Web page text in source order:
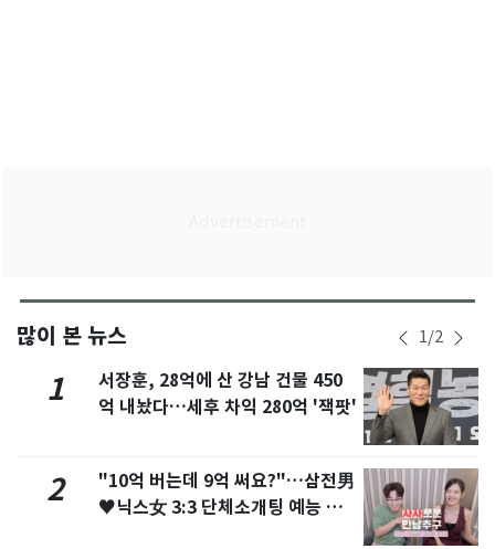
많이 본 뉴스 1/2
1
서장훈, 28억에 산 강남 건물 450
억 내놨다…세후 차익 280억 '잭팟'
2
"10억 버는데 9억 써요?"…삼전男
♥닉스女 3:3 단체소개팅 예능 화